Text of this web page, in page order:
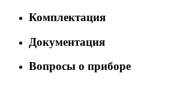
Комплектация
Документация
Вопросы о приборе